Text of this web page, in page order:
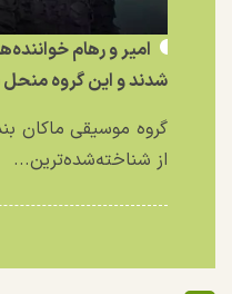
امیر و رهام
شدند و این گروه
گروه موسیقی ماکان
از شناخته‌شده‌ترین...